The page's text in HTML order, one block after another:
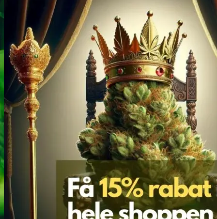
Kokain Tests
Kokain renhedhedstest
Crack renhedhedstest
Kokain blandingsmiddel test
MDMA
MDMA renhedstest
Ecstasy
Ecstasy renhedstest
Heroin